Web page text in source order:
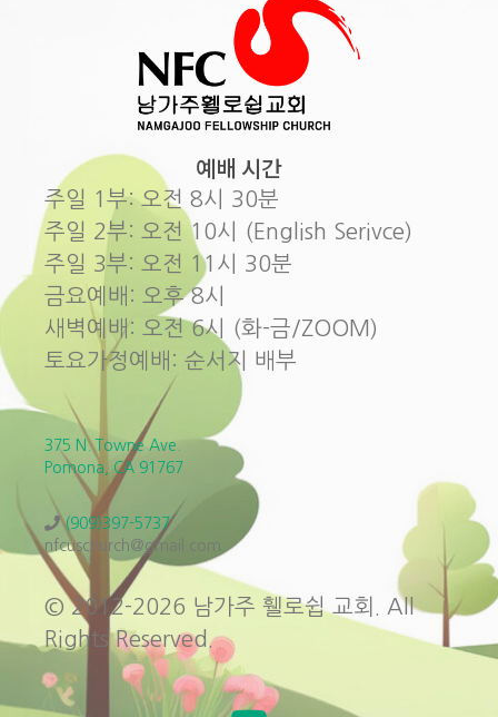
예배 시간
주일 1부: 오전 8시 30분
주일 2부: 오전 10시 (English Serivce)
주일 3부: 오전 11시 30분
금요예배: 오후 8시
새벽예배: 오전 6시 (화-금/ZOOM)
토요가정예배: 순서지 배부
375 N. Towne Ave.
Pomona, CA 91767
(909)397-5737
nfcuschurch@gmail.com
© 2012-2026 남가주 휄로쉽 교회. All
Rights Reserved.